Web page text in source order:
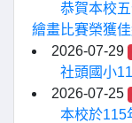
恭賀本校
繪畫比賽榮獲
2026-07-29
社頭國小
2026-07-25
本校於115